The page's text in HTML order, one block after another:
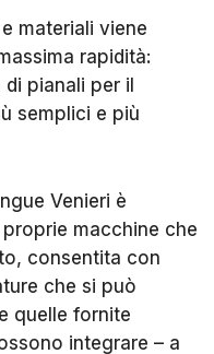
materiali viene
rapidità:
pianali per il
semplici e più
Venieri è
macchine che
consentita con
che si può
quelle fornite
integrare – a